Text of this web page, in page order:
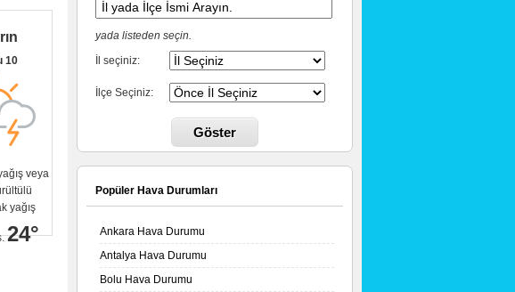
10
veya
yağış
24°
yada listeden seçin.
İl seçiniz:
İlçe Seçiniz:
Göster
Popüler Hava Durumları
Ankara Hava Durumu
Antalya Hava Durumu
Bolu Hava Durumu